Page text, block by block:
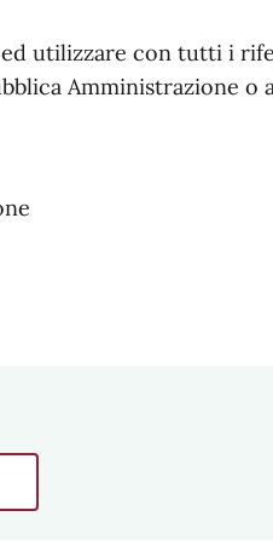
utilizzare con tutti i
Amministrazione o